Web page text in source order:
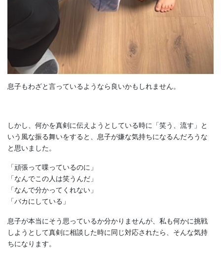
息子もわざと言っているようなら良いかもしれません。
しかし、何かを真剣に伝えようとしている時に「笑う、流す」と
いう風な振る舞いをすると、息子が嫌な気持ちになるんだろうな
と思いました。
「頑張って喋っているのに」
「なんでこの人は笑うんだ」
「なんで分かってくれない」
「バカにしている」
息子が本当にそう思っているか分かりませんが、私も何かに挑戦
しようとして真剣に相談した時に同じ対応されたら、そんな気持
ちになります。